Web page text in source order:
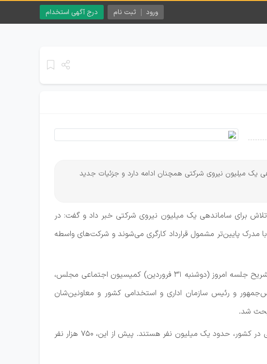
درج آگهی استخدام ورود ثبت نام
یک میلیون نیروی شرکتی همچنان ادامه دارد و جزئیات جدید
برای ساماندهی یک میلیون نیروی شرکتی خبر داد و گفت: در
مدرک پایین‌تر مشمول قرارداد کارگری می‌شوند و شرکت‌های واسطه
احمد فاطمی، نماینده بابل در مجلس شورای اسلامی، در گفت‌وگو با خبرنگار پارلمانی خبرگزاری فارس، در تشریح جلسه امروز (دوشنبه ۳۱ فروردین) کمیسیون اجتماعی مجلس،
و رئیس سازمان اداری و استخدامی کشور و معاونین‌شان
عضو کمیسیون اجتماعی مجلس با اشاره به موضوع ساماندهی نیروهای شرکتی؛ اعلام کرد: نیروهای شرکتی در کشور، حدود یک میلیون نفر هستند. پیش از این، ۷۵۰ هزار نفر